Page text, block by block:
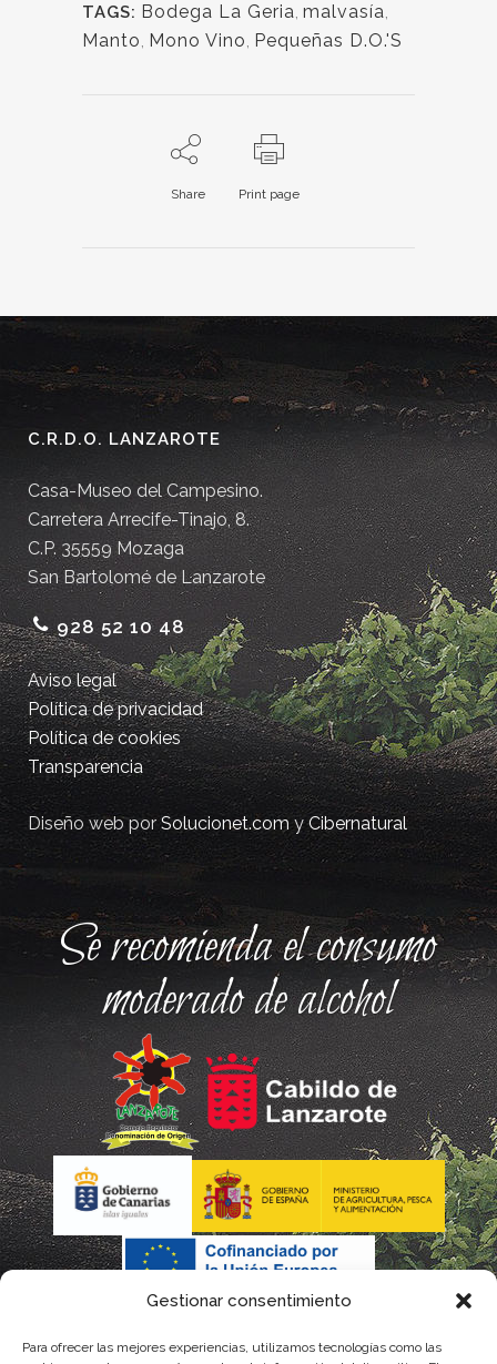
Gestionar consentimiento
Para ofrecer las mejores experiencias, utilizamos tecnologías como las
TAGS: Bodega La Geria, malvasía,
Manto, Mono Vino, Pequeñas D.O.'S
Share Print page
C.R.D.O. LANZAROTE
Casa-Museo del Campesino.
Carretera Arrecife-Tinajo, 8.
C.P. 35559 Mozaga
San Bartolomé de Lanzarote
928 52 10 48
Aviso legal
Política de privacidad
Política de cookies
Transparencia
Diseño web porSolucionet.comyCibernatural
Se recomienda el consumo
moderado de alcohol